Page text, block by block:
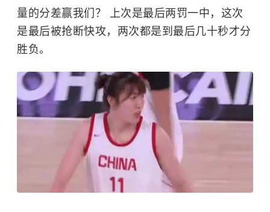
量的分差赢我们？ 上次是最后两罚一中，这次
是最后被抢断快攻，两次都是到最后几十秒才分
胜负。